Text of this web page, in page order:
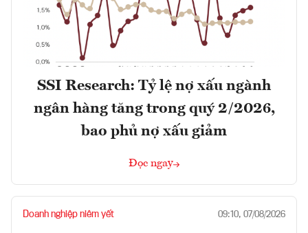
SSI Research: Tỷ lệ nợ xấu ngành
ngân hàng tăng trong quý 2/2026,
bao phủ nợ xấu giảm
Đọc ngay
Doanh nghiệp niêm yết 09:10, 07/08/2026